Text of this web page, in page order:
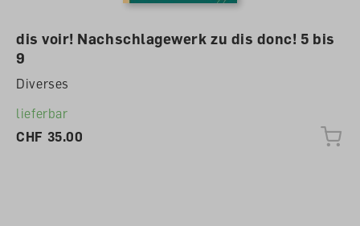
dis voir! Nachschlagewerk zu dis donc! 5 bis
9
Diverses
lieferbar
CHF 35.00